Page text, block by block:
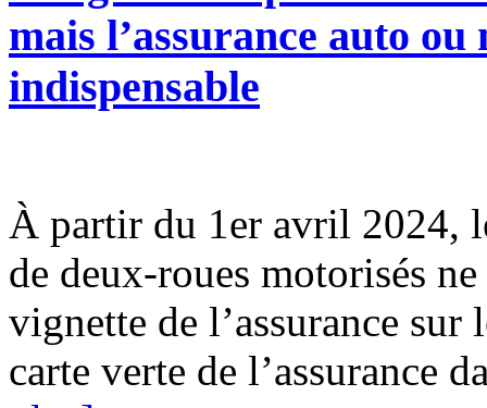
mais l’assurance auto
indispensable
À partir du 1er avril 2024,
de deux-roues motorisés
vignette de l’assurance
carte verte de l’assurance